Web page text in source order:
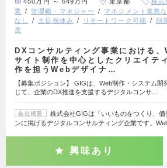
業
管理職・マネジャー マネジメント業務な
なし
土日祝休み リモートワーク可能 副
度
DXコンサルティング事業における、
サイト制作を中心としたクリエイテ
作を担うWebデザイナ…
【募集ポジション】 GIGは、Web制作・システム
じて、企業のDX推進を支援するデジタルコンサ…
会社概要
株式会社GIGは「いいものをつくり、
ンに掲げるデジタルコンサルティング企業です。
興味あり